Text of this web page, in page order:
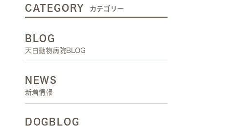
CATEGORY カテゴリー
BLOG
天白動物病院BLOG
NEWS
新着情報
DOGBLOG